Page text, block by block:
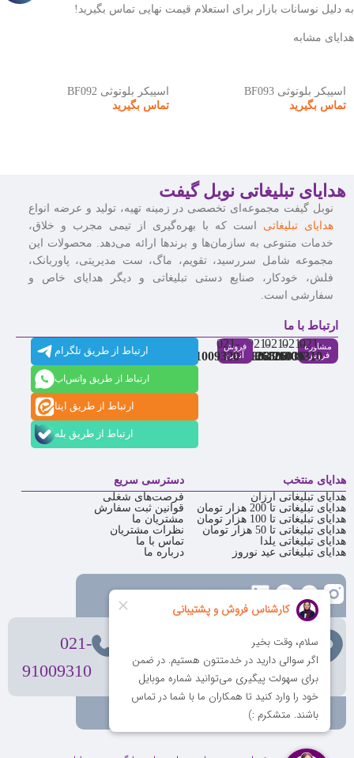
به دلیل نوسانات بازار برای استعلام قیمت نهایی تماس بگیرید!
هدایای مشابه
اسپیکر بلوتوثی BF093
تماس بگیرید
اسپیکر بلوتوثی BF092
تماس بگیرید
هدایای تبلیغاتی نوبل گیفت
نوبل گیفت مجموعه‌ای تخصصی در زمینه تهیه، تولید و عرضه انواع
هدایای تبلیغاتی است که با بهره‌گیری از تیمی مجرب و خلاق،
خدمات متنوعی به سازمان‌ها و برندها ارائه می‌دهد. محصولات این
مجموعه شامل سررسید، تقویم، ماگ، ست مدیریتی، پاوربانک،
فلش، خودکار، صنایع دستی تبلیغاتی و دیگر هدایای خاص و
سفارشی است.
ارتباط با ما
مشاوره
فروش
021-
91009310
021-
86126036
021-
86126506
021-
88537803
فروش
آنلاین
021-
91009320
ارتباط از طریق تلگرام
ارتباط از طریق واتس‌اپ
ارتباط از طریق ایتا
ارتباط از طریق بله
هدایای منتخب
هدایای تبلیغاتی ارزان
هدایای تبلیغاتی تا 200 هزار تومان
هدایای تبلیغاتی تا 100 هزار تومان
هدایای تبلیغاتی تا 50 هزار تومان
هدایای تبلیغاتی یلدا
هدایای تبلیغاتی عید نوروز
دسترسی سریع
فرصت‌های شغلی
قوانین ثبت سفارش
مشتریان ما
نظرات مشتریان
تماس با ما
درباره ما
تهران، ولیعصر، بالاتر از بهشتی،
بن‌بست پردیس، پلاک 12
021-
91009310